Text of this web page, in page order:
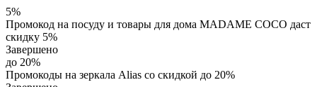
5%
Промокод на посуду и товары для дома MADAME COCO даст
скидку 5%
Завершено
до 20%
Промокоды на зеркала Alias со скидкой до 20%